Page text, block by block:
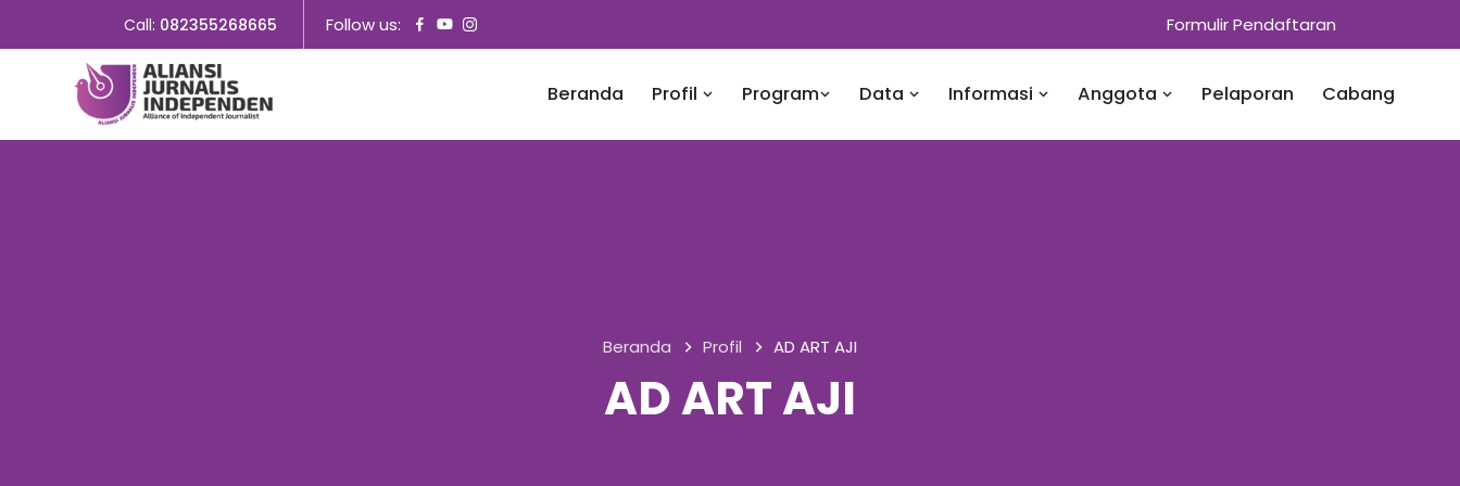
Call: 082355268665 Follow us: Formulir Pendaftaran
Beranda Profil Program Data Informasi Anggota Pelaporan Cabang
Beranda Profil AD ART AJI
AD ART AJI